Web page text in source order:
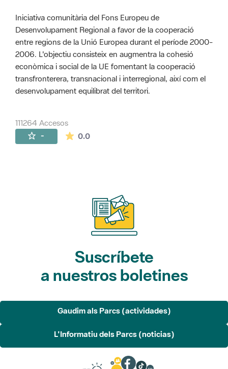
Iniciativa comunitària del Fons Europeu de
Desenvolupament Regional a favor de la cooperació
entre regions de la Unió Europea durant el període 2000-
2006. L'objectiu consisteix en augmentra la cohesió
econòmica i social de la UE fomentant la cooperació
transfronterera, transnacional i interregional, així com el
desenvolupament equilibrat del territori.
111264 Accesos
- 0.0La valoración media es de 0 estrellas de
Suscríbete
a nuestros boletines
Gaudim als Parcs (actividades)
L'Informatiu dels Parcs (noticias)